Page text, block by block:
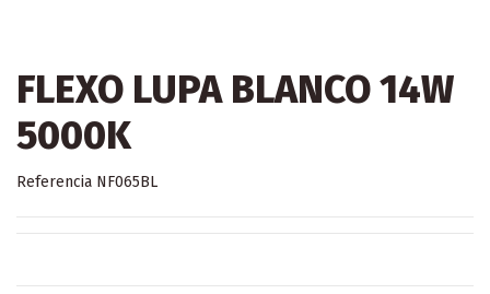
FLEXO LUPA BLANCO 14W
5000K
Referencia NF065BL